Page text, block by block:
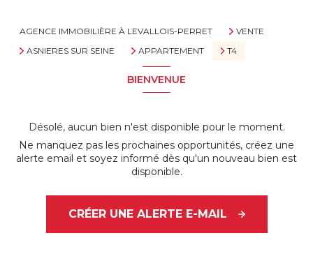
AGENCE IMMOBILIÈRE À LEVALLOIS-PERRET
VENTE
ASNIERES SUR SEINE
APPARTEMENT T4
BIENVENUE
Désolé, aucun bien n'est disponible pour le moment.
Ne manquez pas les prochaines opportunités, créez une
alerte email et soyez informé dès qu'un nouveau bien est
disponible.
CRÉER UNE ALERTE E-MAIL